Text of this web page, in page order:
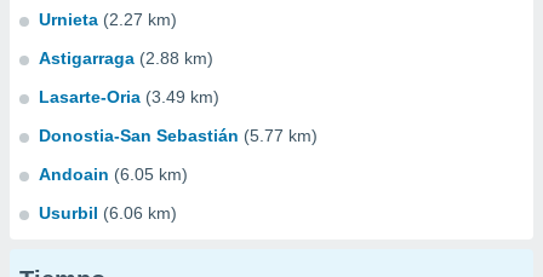
Urnieta (2.27 km)
Astigarraga (2.88 km)
Lasarte-Oria (3.49 km)
Donostia-San Sebastián (5.77 km)
Andoain (6.05 km)
Usurbil (6.06 km)